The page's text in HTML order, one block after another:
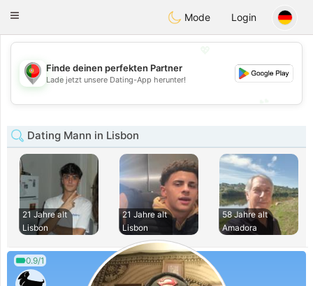
Portugues
Toggle
Mode Login
💖
💕
Finde deinen perfekten Partner
Lade jetzt unsere Dating-App herunter!
Dating Mann in Lisbon
21 Jahre alt
Lisbon
21 Jahre alt
Lisbon
58 Jahre alt
Amadora
0.9/1